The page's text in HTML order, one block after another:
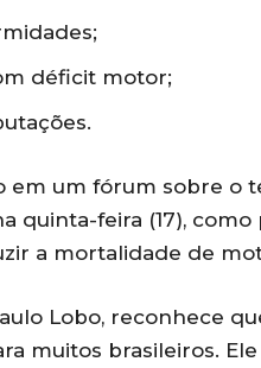
déficit motor;
em um fórum sobre o
quinta-feira (17),
a mortalidade de
Lobo, reconhece
muitos brasileiros.